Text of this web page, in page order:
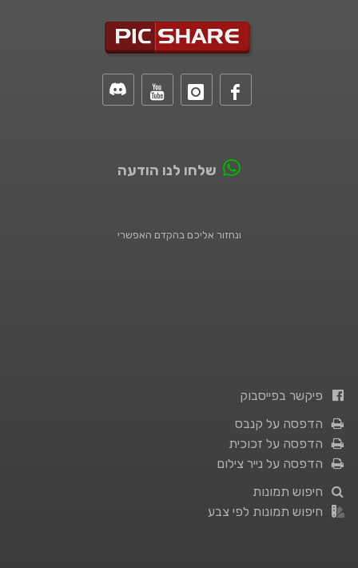
שלחו לנו הודעה
ונחזור אליכם בהקדם האפשרי
פיקשר בפייסבוק
הדפסה על קנבס
הדפסה על זכוכית
הדפסה על נייר צילום
חיפוש תמונות
חיפוש תמונות לפי צבע